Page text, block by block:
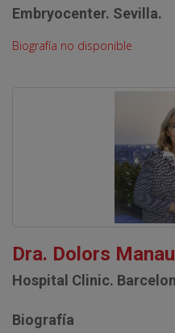
Embryocenter. Sevilla.
Biografía no disponible
Dra. Dolors
Hospital Clinic.
Biografía